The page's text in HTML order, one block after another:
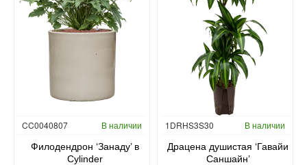
CC0040807 В наличии
Филодендрон ‘Занаду’ в
Cylinder
Гидропоника
1DRHS3S30 В наличии
Драцена душистая ‘Гавайи
Саншайн’